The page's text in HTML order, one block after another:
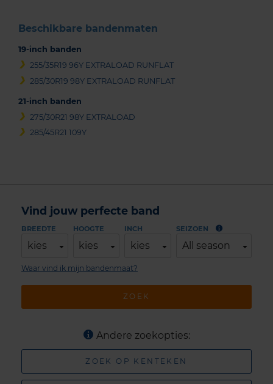
Beschikbare bandenmaten
19-inch banden
255/35R19 96Y EXTRALOAD RUNFLAT
285/30R19 98Y EXTRALOAD RUNFLAT
21-inch banden
275/30R21 98Y EXTRALOAD
285/45R21 109Y
Vind jouw perfecte band
BREEDTE
kies
HOOGTE
kies
INCH
kies
SEIZOEN
All season
ZOEK
Waar vind ik mijn bandenmaat?
Andere zoekopties:
ZOEK OP KENTEKEN